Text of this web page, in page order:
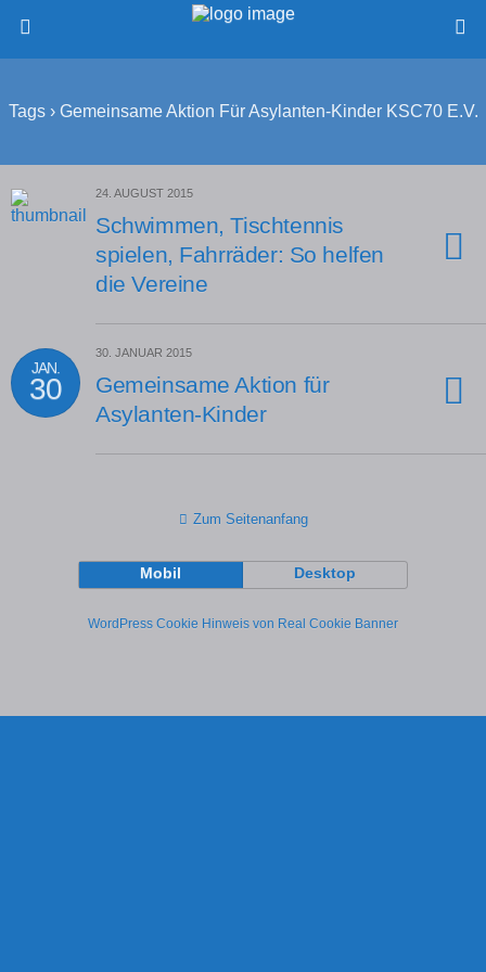
Tags › Gemeinsame Aktion Für Asylanten-Kinder KSC70 E.V.
24. AUGUST 2015
Schwimmen, Tischtennis
spielen, Fahrräder: So helfen
die Vereine
JAN.
30
30. JANUAR 2015
Gemeinsame Aktion für
Asylanten-Kinder
Zum Seitenanfang
Mobil Desktop
WordPress Cookie Hinweis von Real Cookie Banner